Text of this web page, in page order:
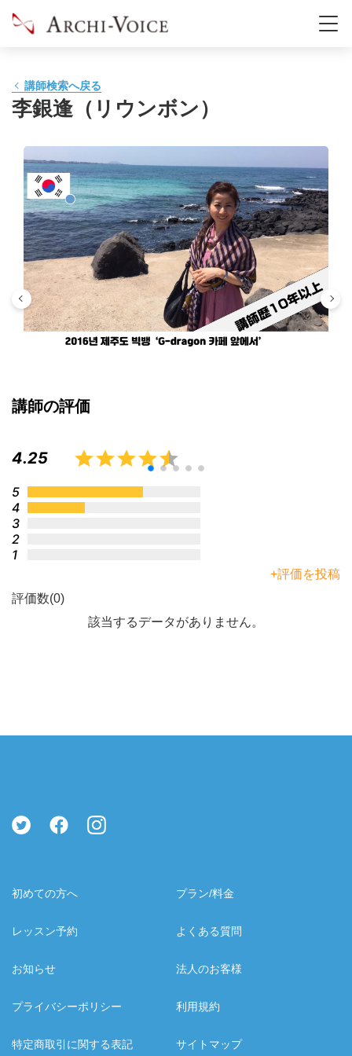
講師検索へ戻る
李銀逢（リウンボン）
講師の評価
4.25
5
4
3
2
1
+評価を投稿
評価数(0)
該当するデータがありません。
初めての方へ プラン/料金
レッスン予約 よくある質問
お知らせ 法人のお客様
プライバシーポリシー 利用規約
特定商取引に関する表記 サイトマップ